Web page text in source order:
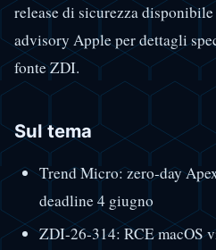
release di sicurezza
advisory Apple per dettagli
fonte ZDI.
Sul tema
Trend Micro: zero-day
deadline 4 giugno
ZDI-26-314: RCE macOS